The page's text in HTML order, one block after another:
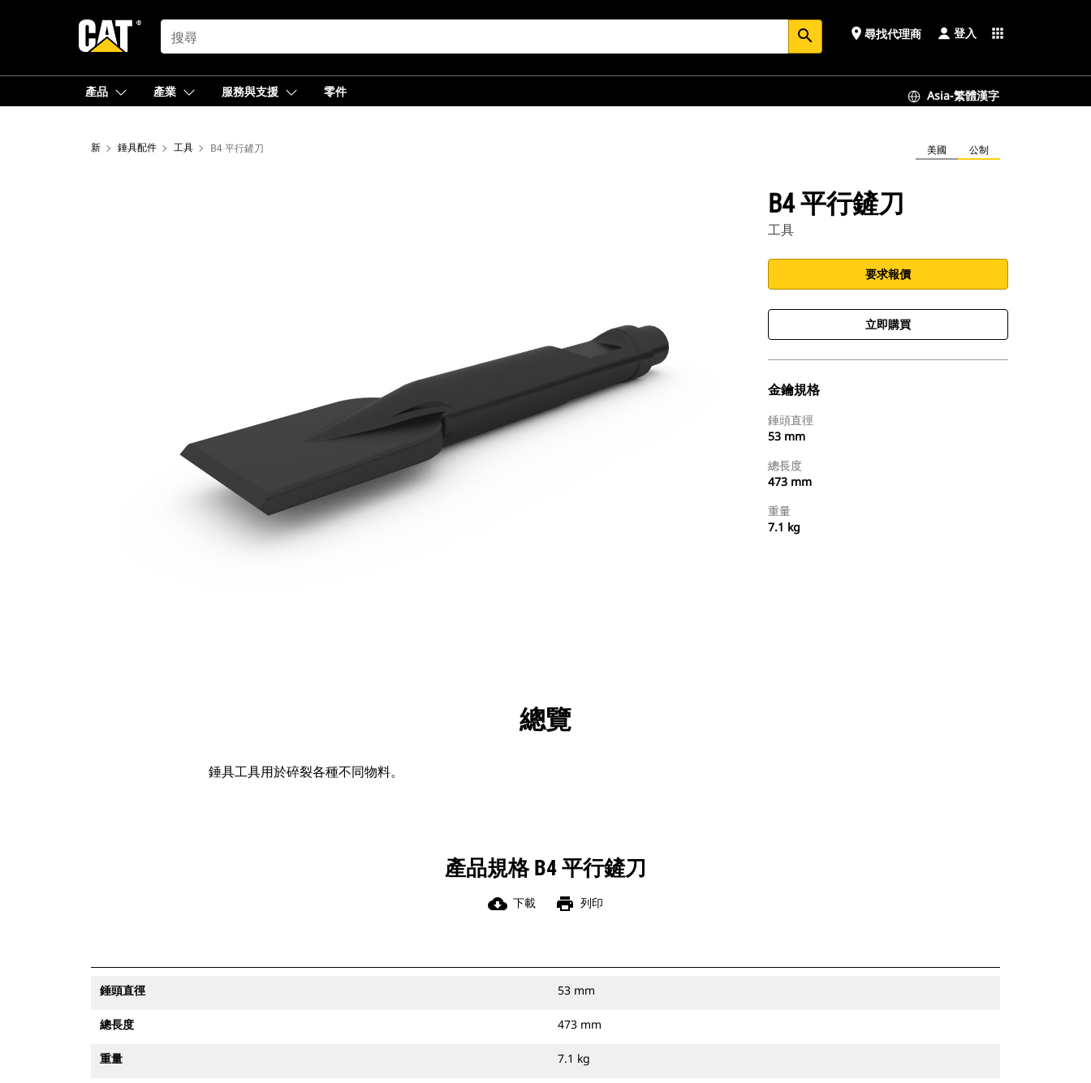
SEARCH search place 尋找代理商 登入 apps
產品 產業 服務與支援 零件 Asia-繁體漢字
新 錘具配件 工具 B4 平行鏟刀 美國 公制
B4 平行鏟刀
工具
要求報價
立即購買
金鑰規格
錘頭直徑
53 mm
總長度
473 mm
重量
7.1 kg
導覽總覽
錘具工具用於碎裂各種不同物料。
產品規格 B4 平行鏟刀
cloud_download 下載 print 列印
錘頭直徑 53 mm
總長度 473 mm
重量 7.1 kg